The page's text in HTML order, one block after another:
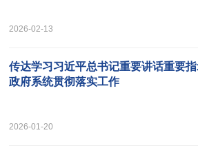
2026-02-13
传达学习习近平总书记重要讲话重要
政府系统贯彻落实工作
2026-01-20